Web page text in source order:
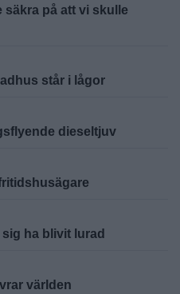
säkra på att vi skulle
står i lågor
dieseltjuv
ha blivit lurad
världen